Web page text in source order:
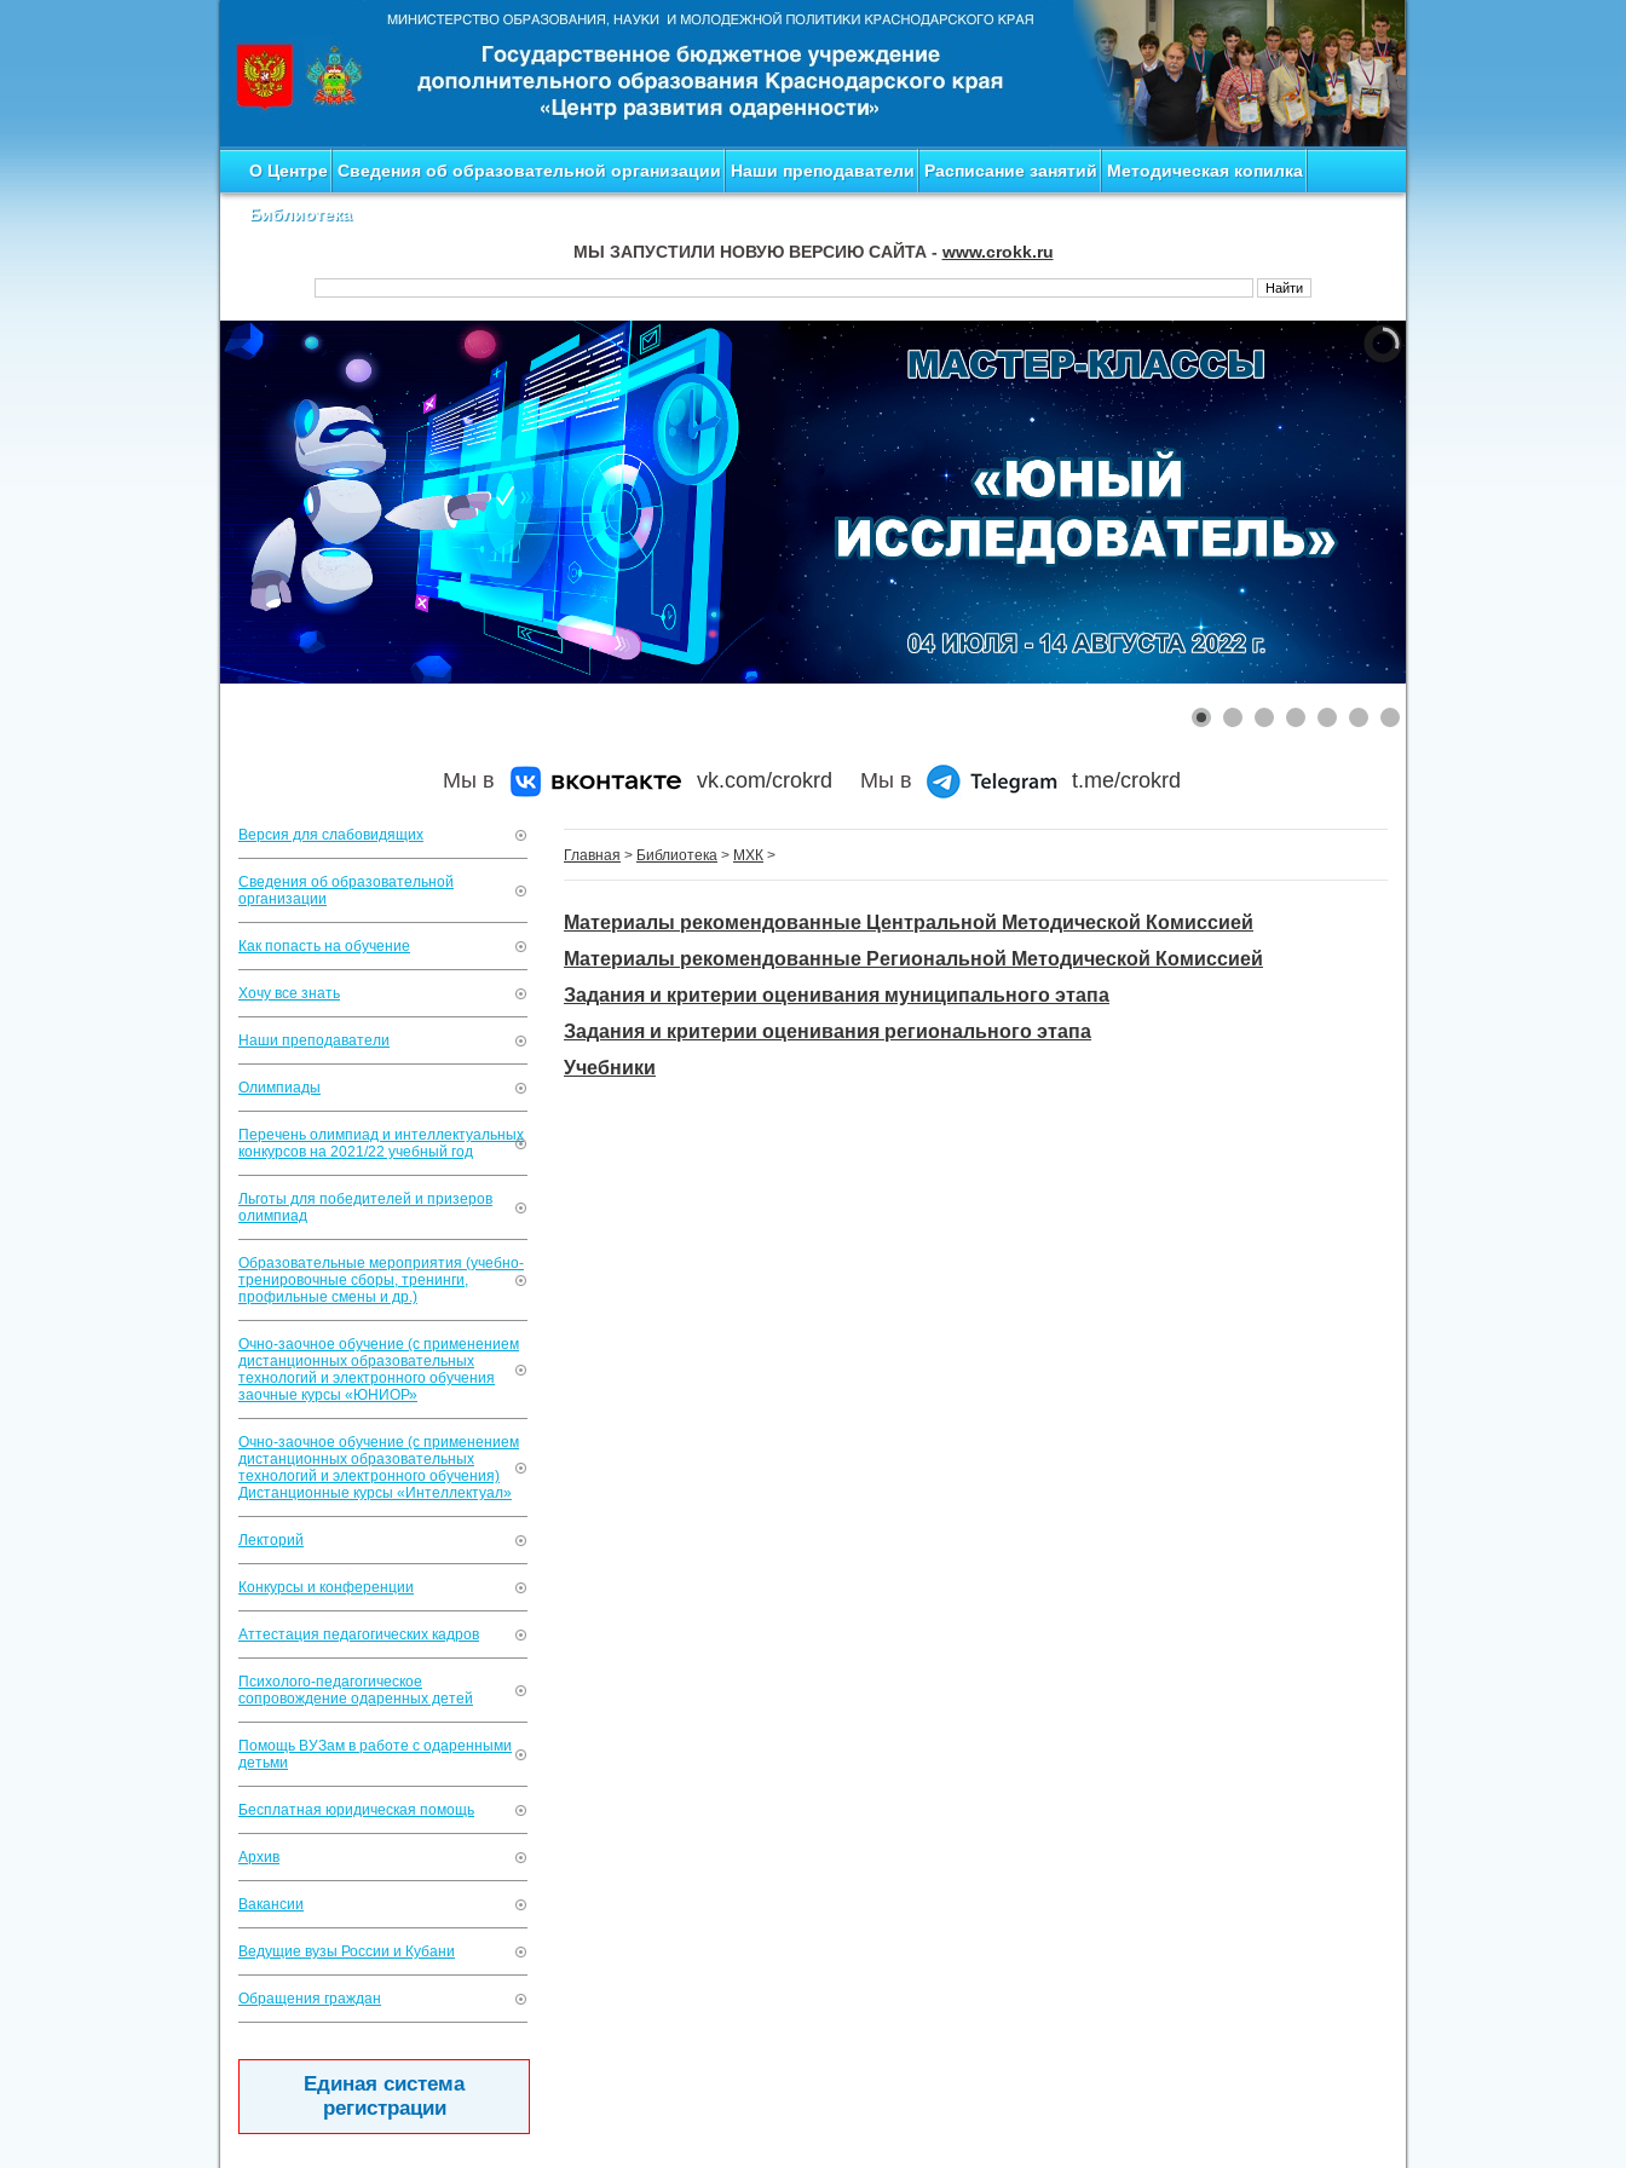
О Центре Сведения об образовательной организации Наши преподаватели Расписание занятий Методическая копилка
Библиотека
МЫ ЗАПУСТИЛИ НОВУЮ ВЕРСИЮ САЙТА - www.crokk.ru
Мы в vk.com/crokrd Мы в t.me/crokrd
Версия для слабовидящих
Сведения об образовательной
организации
Как попасть на обучение
Хочу все знать
Наши преподаватели
Олимпиады
Перечень олимпиад и интеллектуальных
конкурсов на 2021/22 учебный год
Льготы для победителей и призеров
олимпиад
Образовательные мероприятия (учебно-
тренировочные сборы, тренинги,
профильные смены и др.)
Очно-заочное обучение (с применением
дистанционных образовательных
технологий и электронного обучения
заочные курсы «ЮНИОР»
Очно-заочное обучение (с применением
дистанционных образовательных
технологий и электронного обучения)
Дистанционные курсы «Интеллектуал»
Лекторий
Конкурсы и конференции
Аттестация педагогических кадров
Психолого-педагогическое
сопровождение одаренных детей
Помощь ВУЗам в работе с одаренными
детьми
Бесплатная юридическая помощь
Архив
Вакансии
Ведущие вузы России и Кубани
Обращения граждан
Единая система
регистрации
Главная > Библиотека > МХК >
Материалы рекомендованные Центральной Методической Комиссией
Материалы рекомендованные Региональной Методической Комиссией
Задания и критерии оценивания муниципального этапа
Задания и критерии оценивания регионального этапа
Учебники